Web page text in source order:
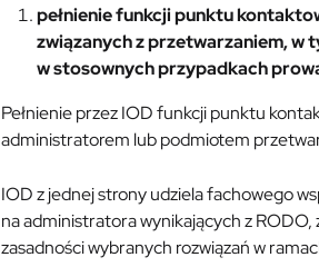
pełnienie funkcji punktu
związanych z przetwarzaniem, w
w stosownych przypadkach
Pełnienie przez IOD funkcji punktu
administratorem lub podmiotem
IOD z jednej strony udziela fachowego
na administratora wynikających z
zasadności wybranych rozwiązań w